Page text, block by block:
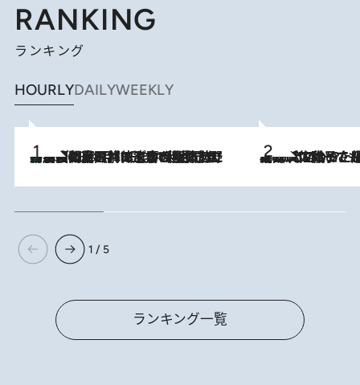
RANKING
ランキング
HOURLYDAILYWEEKLY
2026.8.8
「最後に見られてよかった」上野動物園の東園パンダ舎が解体前に特別公開。8月16日まで延長されたパネル展と共に辿る“半世紀”のパンダ飼育《解体工事の図面あり》 2026.8.5
【阿川佐和子さんの年とる力】なぜ70代で始めた趣味は“こんなに楽しい”のか？ ピアノ、俳句…スランプに陥っても続けられる“ある秘訣”とは
1 / 5
ランキング一覧